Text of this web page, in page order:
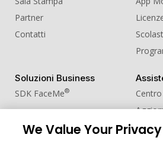
Partner
Contatti
Soluzioni Business
SDK FaceMe®
Centro
We Value Your Privacy